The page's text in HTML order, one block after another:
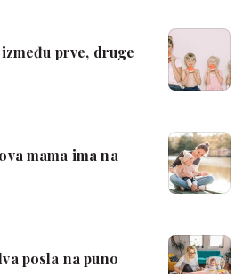
prve, druge
mama ima na
posla na puno